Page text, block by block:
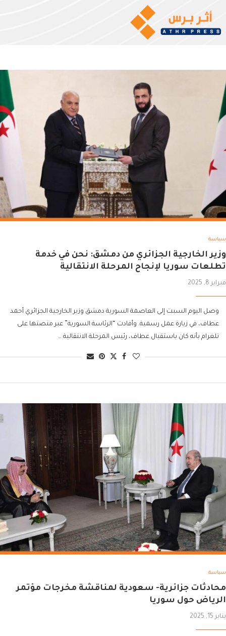
سياسة
وزير الخارجية الجزائري من دمشق: نحن في خدمة
تطلعات سوريا لإنجاح المرحلة الانتقالية
فبراير 8, 2025
وصل اليوم السبت إلى العاصمة السورية دمشق وزير الخارجية الجزائري أحمد
عطاف، في زيارة عمل رسمية. وأفادت “الرئاسة السورية” عبر منصتها على
تلغرام بأنه كان باستقبال عطاف، رئيس المرحلة الانتقالية …
سياسة
محادثات جزائرية- سعودية لمناقشة مخرجات مؤتمر
الرياض حول سوريا
يناير 15, 2025